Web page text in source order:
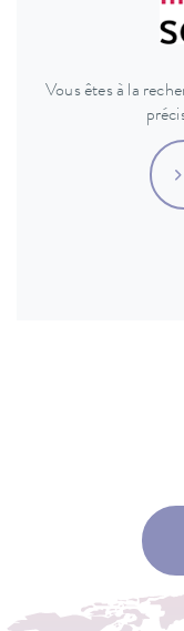
Vous êtes à la